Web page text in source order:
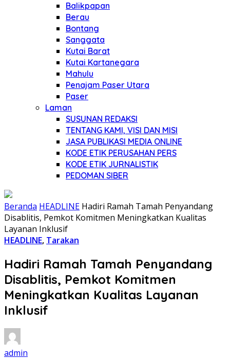
Balikpapan
Berau
Bontang
Sanggata
Kutai Barat
Kutai Kartanegara
Mahulu
Penajam Paser Utara
Paser
Laman
SUSUNAN REDAKSI
TENTANG KAMI, VISI DAN MISI
JASA PUBLIKASI MEDIA ONLINE
KODE ETIK PERUSAHAN PERS
KODE ETIK JURNALISTIK
PEDOMAN SIBER
Beranda HEADLINE Hadiri Ramah Tamah Penyandang
Disablitis, Pemkot Komitmen Meningkatkan Kualitas
Layanan Inklusif
HEADLINE, Tarakan
Hadiri Ramah Tamah Penyandang
Disablitis, Pemkot Komitmen
Meningkatkan Kualitas Layanan
Inklusif
admin